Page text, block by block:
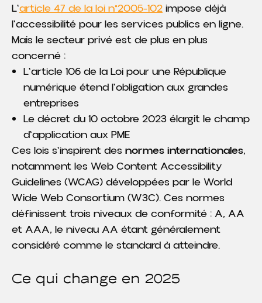
L'article 47 de la loi n°2005-102 impose déjà
l'accessibilité pour les services publics en ligne.
Mais le secteur privé est de plus en plus
concerné :
L'article 106 de la Loi pour une République
numérique étend l'obligation aux grandes
entreprises
Le décret du 10 octobre 2023 élargit le champ
d'application aux PME
Ces lois s'inspirent des normes internationales,
notamment les Web Content Accessibility
Guidelines (WCAG) développées par le World
Wide Web Consortium (W3C). Ces normes
définissent trois niveaux de conformité : A, AA
et AAA, le niveau AA étant généralement
considéré comme le standard à atteindre.
Ce qui change en 2025